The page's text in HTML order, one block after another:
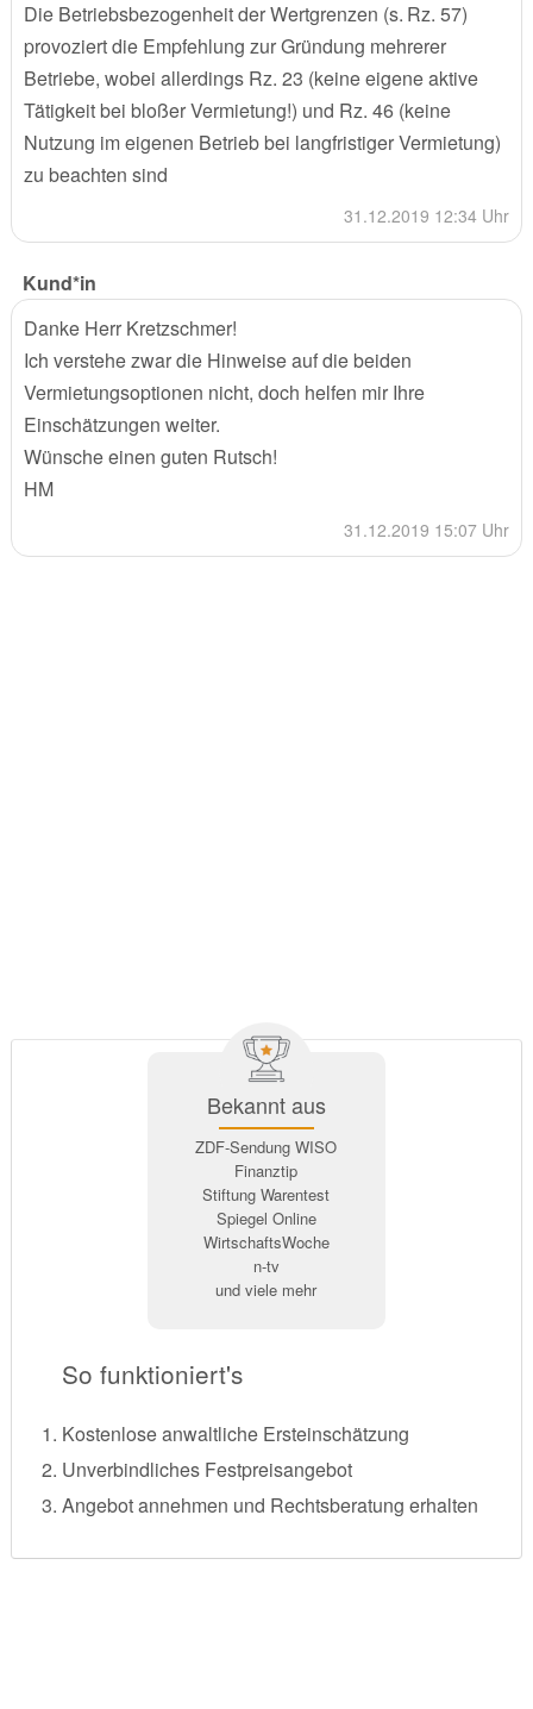
Die Betriebsbezogenheit der Wertgrenzen (s. Rz. 57)
provoziert die Empfehlung zur Gründung mehrerer
Betriebe, wobei allerdings Rz. 23 (keine eigene aktive
Tätigkeit bei bloßer Vermietung!) und Rz. 46 (keine
Nutzung im eigenen Betrieb bei langfristiger Vermietung)
zu beachten sind
31.12.2019 12:34 Uhr
Kund*in
Danke Herr Kretzschmer!
Ich verstehe zwar die Hinweise auf die beiden
Vermietungsoptionen nicht, doch helfen mir Ihre
Einschätzungen weiter.
Wünsche einen guten Rutsch!
HM
31.12.2019 15:07 Uhr
Bekannt aus
ZDF-Sendung WISO
Finanztip
Stiftung Warentest
Spiegel Online
WirtschaftsWoche
n-tv
und viele mehr
So funktioniert's
Kostenlose anwaltliche Ersteinschätzung
Unverbindliches Festpreisangebot
Angebot annehmen und Rechtsberatung erhalten